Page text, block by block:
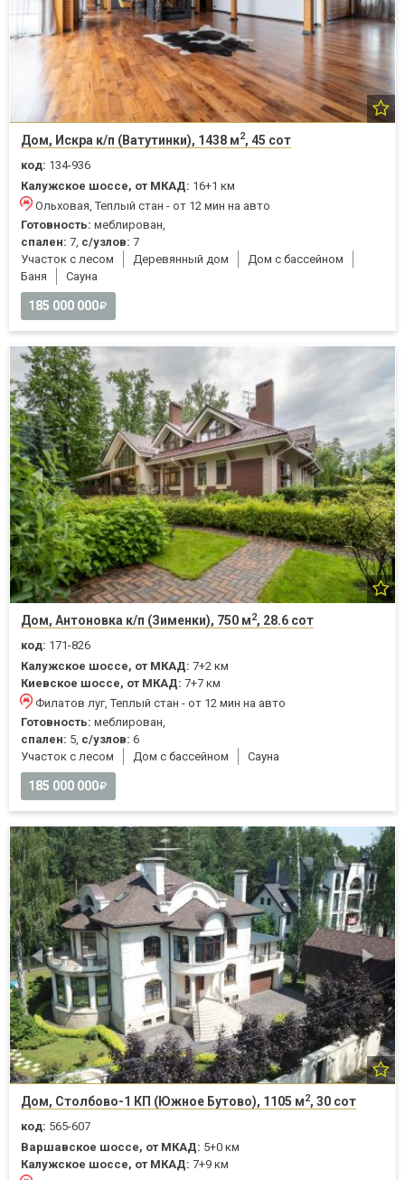
Дом, Искра к/п (Ватутинки), 1438 м2, 45 сот
код: 134-936
Калужское шоссе, от МКАД: 16+1 км
Ольховая, Теплый стан - от 12 мин на авто
Готовность: меблирован,
спален: 7, с/узлов: 7
Участок с лесом
Деревянный дом
Дом с бассейном
Баня
Cауна
185 000 000
Дом, Антоновка к/п (Зименки), 750 м2, 28.6 сот
код: 171-826
Калужское шоссе, от МКАД: 7+2 км
Киевское шоссе, от МКАД: 7+7 км
Филатов луг, Теплый стан - от 12 мин на авто
Готовность: меблирован,
спален: 5, с/узлов: 6
Участок с лесом
Дом с бассейном Cауна
185 000 000
Дом, Столбово-1 КП (Южное Бутово), 1105 м2, 30 сот
код: 565-607
Варшавское шоссе, от МКАД: 5+0 км
Калужское шоссе, от МКАД: 7+9 км